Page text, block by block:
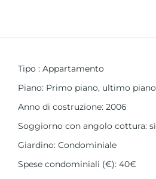
Tipo : Appartamento
Piano: Primo piano, ultimo piano
Anno di costruzione: 2006
Soggiorno con angolo cottura: sì
Giardino: Condominiale
Spese condominiali (€): 40€